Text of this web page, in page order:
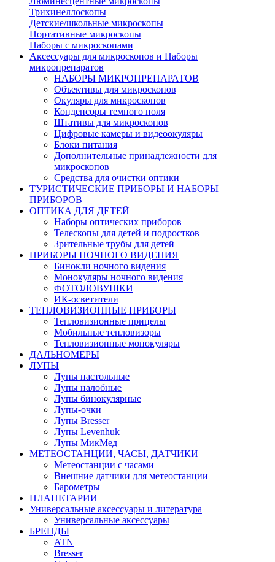
Трихинеллоскопы
Детские/школьные микроскопы
Портативные микроскопы
Наборы с микроскопами
Аксессуары для микроскопов и Наборы
микропрепаратов
НАБОРЫ МИКРОПРЕПАРАТОВ
Объективы для микроскопов
Окуляры для микроскопов
Конденсоры темного поля
Штативы для микроскопов
Цифровые камеры и видеоокуляры
Блоки питания
Дополнительные принадлежности для
микроскопов
Средства для очистки оптики
ТУРИСТИЧЕСКИЕ ПРИБОРЫ И НАБОРЫ
ПРИБОРОВ
ОПТИКА ДЛЯ ДЕТЕЙ
Наборы оптических приборов
Телескопы для детей и подростков
Зрительные трубы для детей
ПРИБОРЫ НОЧНОГО ВИДЕНИЯ
Бинокли ночного видения
Монокуляры ночного видения
ФОТОЛОВУШКИ
ИК-осветители
ТЕПЛОВИЗИОННЫЕ ПРИБОРЫ
Тепловизионные прицелы
Мобильные тепловизоры
Тепловизионные монокуляры
ДАЛЬНОМЕРЫ
ЛУПЫ
Лупы настольные
Лупы налобные
Лупы бинокулярные
Лупы-очки
Лупы Bresser
Лупы Levenhuk
Лупы МикМед
МЕТЕОСТАНЦИИ, ЧАСЫ, ДАТЧИКИ
Метеостанции с часами
Внешние датчики для метеостанции
Барометры
ПЛАНЕТАРИИ
Универсальные аксессуары и литература
Универсальные аксессуары
БРЕНДЫ
ATN
Bresser